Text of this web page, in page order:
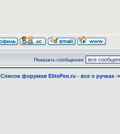
Показать сообщения:
Список форумов ElitePen.ru - все о ручках -